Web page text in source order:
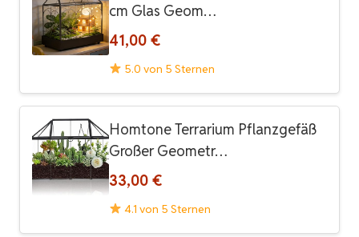
cm Glas Geom…
41,00 €
5.0 von 5 Sternen
Homtone Terrarium Pflanzgefäß
Großer Geometr…
33,00 €
4.1 von 5 Sternen